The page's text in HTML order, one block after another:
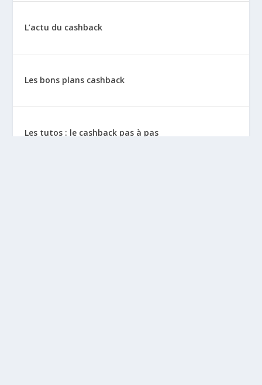
L’actu du cashback
Les bons plans cashback
Les tutos : le cashback pas à pas